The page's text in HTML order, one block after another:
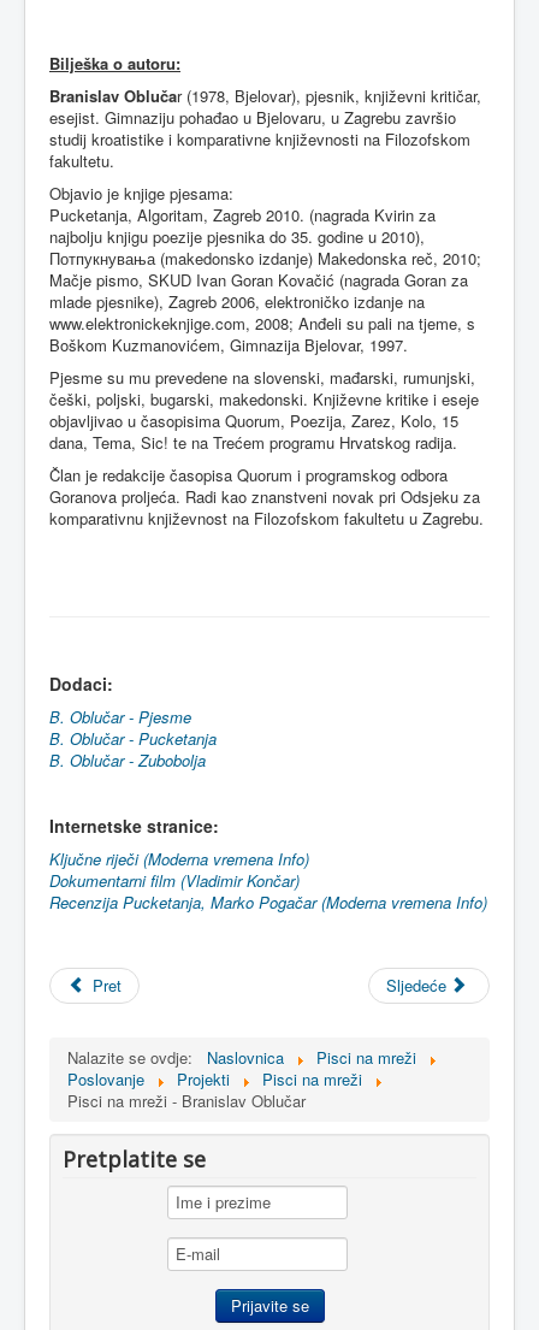
Bilješka o autoru:
Branislav Oblučar (1978, Bjelovar), pjesnik, književni kritičar,
esejist. Gimnaziju pohađao u Bjelovaru, u Zagrebu završio
studij kroatistike i komparativne književnosti na Filozofskom
fakultetu.
Objavio je knjige pjesama:
Pucketanja, Algoritam, Zagreb 2010. (nagrada Kvirin za
najbolju knjigu poezije pjesnika do 35. godine u 2010),
Потпукнувања (makedonsko izdanje) Makedonska reč, 2010;
Mačje pismo, SKUD Ivan Goran Kovačić (nagrada Goran za
mlade pjesnike), Zagreb 2006, elektroničko izdanje na
www.elektronickeknjige.com, 2008; Anđeli su pali na tjeme, s
Boškom Kuzmanovićem, Gimnazija Bjelovar, 1997.
Pjesme su mu prevedene na slovenski, mađarski, rumunjski,
češki, poljski, bugarski, makedonski. Književne kritike i eseje
objavljivao u časopisima Quorum, Poezija, Zarez, Kolo, 15
dana, Tema, Sic! te na Trećem programu Hrvatskog radija.
Član je redakcije časopisa Quorum i programskog odbora
Goranova proljeća. Radi kao znanstveni novak pri Odsjeku za
komparativnu književnost na Filozofskom fakultetu u Zagrebu.
Dodaci:
B. Oblučar - Pjesme
B. Oblučar - Pucketanja
B. Oblučar - Zubobolja
Internetske stranice:
Ključne riječi (Moderna vremena Info)
Dokumentarni film (Vladimir Končar)
Recenzija Pucketanja, Marko Pogačar (Moderna vremena Info)
Pret Sljedeće
Nalazite se ovdje: Naslovnica
Pisci na mreži
Poslovanje
Projekti
Pisci na mreži
Pisci na mreži - Branislav Oblučar
Pretplatite se